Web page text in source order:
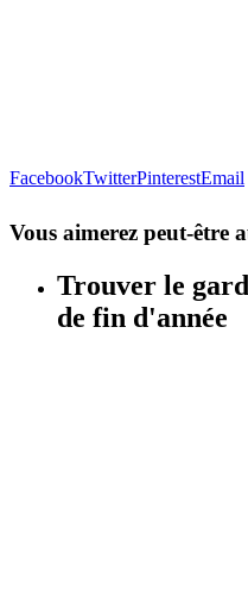
FacebookTwitterPinterestEmail
Vous aimerez peut-être
Trouver le
de fin d'année